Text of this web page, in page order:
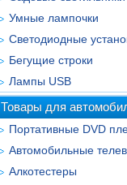
Умные лампочки
Светодиодные
Бегущие строки
Лампы USB
Товары для
Портативные DVD
Автомобильные
Алкотестеры